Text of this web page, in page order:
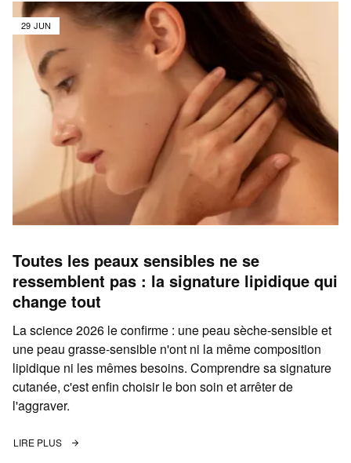
29 JUN
Toutes les peaux sensibles ne se
ressemblent pas : la signature lipidique qui
change tout
La science 2026 le confirme : une peau sèche-sensible et
une peau grasse-sensible n'ont ni la même composition
lipidique ni les mêmes besoins. Comprendre sa signature
cutanée, c'est enfin choisir le bon soin et arrêter de
l'aggraver.
LIRE PLUS